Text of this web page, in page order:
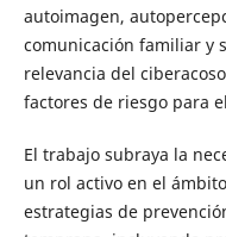
autoimagen,
comunicación familiar y
relevancia del
factores de riesgo para
El trabajo subraya la
un rol activo en el
estrategias de